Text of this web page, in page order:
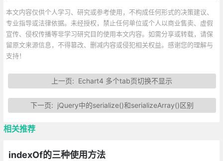
本文内容仅供个人学习、研究或参考使用，不构成任何形式的决策建议、
专业指导或法律依据。未经授权，禁止任何单位或个人以商业售卖、虚假
宣传、侵权传播等非学习研究目的使用本文内容。如需分享或转载，请保
留原文来源信息，不得篡改、删减内容或侵犯相关权益。感谢您的理解与
支持！
上一页: Echart4 多个tab页切换不显示
下一页: jQuery中的serialize()和serializeArray()区别
相关推荐
indexOf的三种使用方法